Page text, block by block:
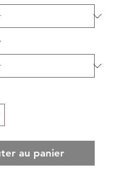
au panier